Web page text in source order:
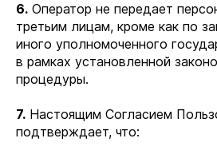
6. Оператор не передает
третьим лицам, кроме как по
иного уполномоченного
в рамках установленной
процедуры.
7. Настоящим Согласием
подтверждает, что: